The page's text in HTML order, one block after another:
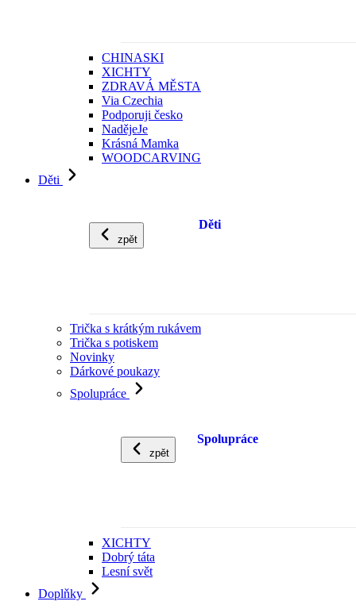
CHINASKI
XICHTY
ZDRAVÁ MĚSTA
Via Czechia
Podporuji česko
NadějeJe
Krásná Mamka
WOODCARVING
Děti
zpět
Děti
Trička s krátkým rukávem
Trička s potiskem
Novinky
Dárkové poukazy
Spolupráce
zpět
Spolupráce
XICHTY
Dobrý táta
Lesní svět
Doplňky